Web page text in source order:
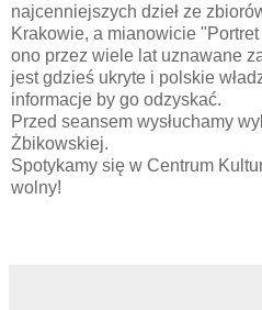
najcenniejszych dzieł ze
Krakowie, a mianowicie "Portret
ono przez wiele lat uznawane
jest gdzieś ukryte i polskie
informacje by go odzyskać.
Przed seansem wysłuchamy
Żbikowskiej.
Spotykamy się w Centrum
wolny!